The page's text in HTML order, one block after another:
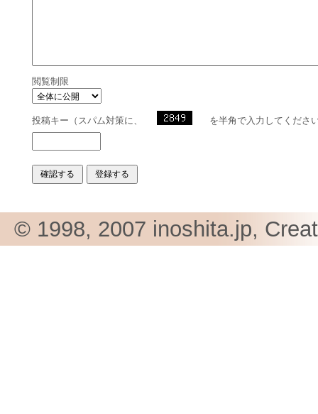
閲覧制限
投稿キー（スパム対策に、 を半角で入力してくださ
© 1998, 2007 inoshita.jp,